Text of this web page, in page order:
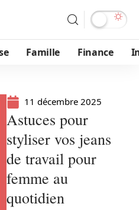
Famille Finance
11 décembre 2025
Astuces pour
styliser vos jeans
de travail pour
femme au
quotidien